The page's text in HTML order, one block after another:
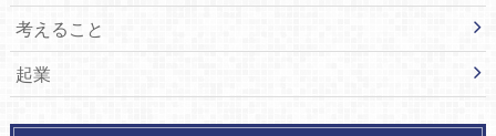
考えること
起業